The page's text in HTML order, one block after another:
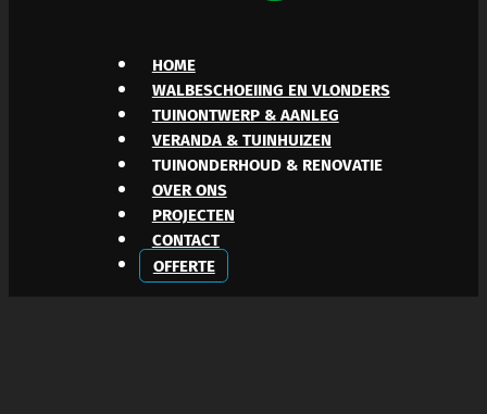
HOME
WALBESCHOEIING EN VLONDERS
TUINONTWERP & AANLEG
VERANDA & TUINHUIZEN
TUINONDERHOUD & RENOVATIE
OVER ONS
PROJECTEN
CONTACT
OFFERTE